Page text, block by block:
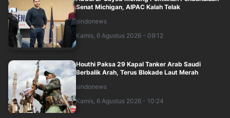
Senat Michigan, AIPAC Kalah Telak
sindonews
Kamis, 6 Agustus 2026 - 09:12
Houthi Paksa 29 Kapal Tanker Arab Saudi
Berbalik Arah, Terus Blokade Laut Merah
sindonews
Kamis, 6 Agustus 2026 - 10:24